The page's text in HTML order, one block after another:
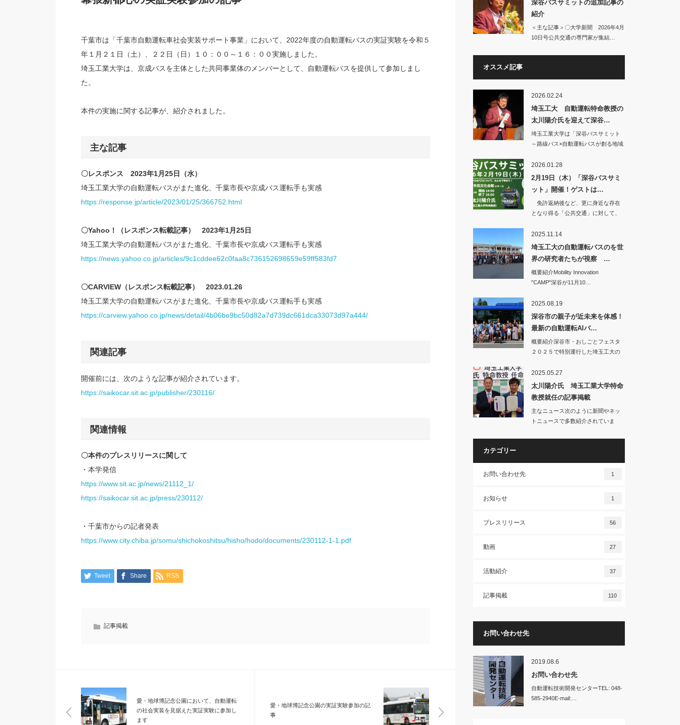
千葉市は「千葉市自動運転車社会実装サポート事業」において、2022年度の自動運転バスの実証実験を令和５
年１月２１日（土）、２２日（日）１０：００～１６：００実施しました。
埼玉工業大学は、京成バスを主体とした共同事業体のメンバーとして、自動運転バスを提供して参加しまし
た。
本件の実施に関する記事が、紹介されました。
主な記事
〇レスポンス 2023年1月25日（水）
埼玉工業大学の自動運転バスがまた進化、千葉市長や京成バス運転手も実感
https://response.jp/article/2023/01/25/366752.html
〇Yahoo！（レスポンス転載記事） 2023年1月25日
埼玉工業大学の自動運転バスがまた進化、千葉市長や京成バス運転手も実感
https://news.yahoo.co.jp/articles/9c1cddee62c0faa8c736152698659e59ff583fd7
〇CARVIEW（レスポンス転載記事） 2023.01.26
埼玉工業大学の自動運転バスがまた進化、千葉市長や京成バス運転手も実感
https://carview.yahoo.co.jp/news/detail/4b06be9bc50d82a7d739dc661dca33073d97a444/
関連記事
開催前には、次のような記事が紹介されています。
https://saikocar.sit.ac.jp/publisher/230116/
関連情報
〇本件のプレスリリースに関して
・本学発信
https://www.sit.ac.jp/news/21112_1/
https://saikocar.sit.ac.jp/press/230112/
・千葉市からの記者発表
https://www.city.chiba.jp/somu/shichokoshitsu/hisho/hodo/documents/230112-1-1.pdf
Tweet Share RSS
記事掲載
愛・地球博記念公園において、自動運転
の社会実装を見据えた実証実験に参加し
ます
愛・地球博記念公園の実証実験参加の記
事
深谷バスサミットの追加記事の
紹介
＜主な記事＞〇大学新聞 2026年4月
10日号公共交通の専門家が集結…
オススメ記事
2026.02.24
埼玉工大 自動運転特命教授の
太川陽介氏を迎えて深谷…
埼玉工業大学は「深谷バスサミット
～路線バス×自動運転バスが創る地域
2026.01.28
2月19日（木）「深谷バスサミ
ット」開催！ゲストは…
免許返納後など、更に身近な存在
となり得る「公共交通」に対して、
2025.11.14
埼玉工大の自動運転バスのを世
界の研究者たちが視察 …
概要紹介Mobility Innovation
"CAMP"深谷が11月10…
2025.08.19
深谷市の親子が近未来を体感！
最新の自動運転AIバ…
概要紹介深谷市・おしごとフェスタ
２０２５で特別運行した埼玉工大の
2025.05.27
太川陽介氏 埼玉工業大学特命
教授就任の記事掲載
主なニュース次のように新聞やネッ
トニュースで多数紹介されていま
カテゴリー
お問い合わせ先 1
お知らせ 1
プレスリリース 56
動画 27
活動紹介 37
記事掲載 110
お問い合わせ先
2019.08.6
お問い合わせ先
自動運転技術開発センターTEL: 048-
585-2940E-mail:…